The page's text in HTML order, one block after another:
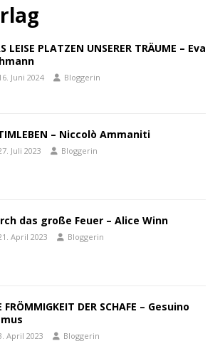
LEISE PLATZEN UNSERER TRÄUME – Eva
Juni 2024 Bloggerin
– Niccolò Ammaniti
Juli 2023 Bloggerin
das große Feuer – Alice Winn
April 2023 Bloggerin
FRÖMMIGKEIT DER SCHAFE – Gesuino
April 2023 Bloggerin